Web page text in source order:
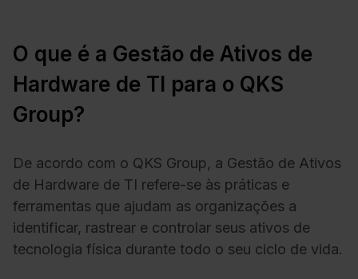
O que é a Gestão de Ativos de
Hardware de TI para o QKS
Group?
De acordo com o QKS Group, a Gestão de Ativos
de Hardware de TI refere-se às práticas e
ferramentas que ajudam as organizações a
identificar, rastrear e controlar seus ativos de
tecnologia física durante todo o seu ciclo de vida.